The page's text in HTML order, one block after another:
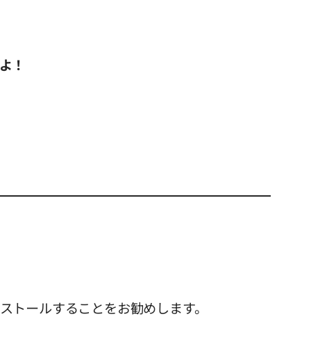
！
ールすることをお勧めします。